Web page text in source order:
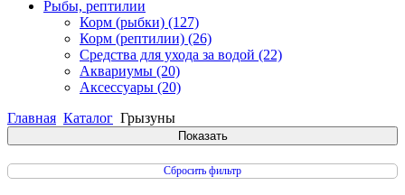
Рыбы, рептилии
Корм (рыбки) (127)
Корм (рептилии) (26)
Средства для ухода за водой (22)
Аквариумы (20)
Аксессуары (20)
Главная Каталог Грызуны
Сбросить фильтр